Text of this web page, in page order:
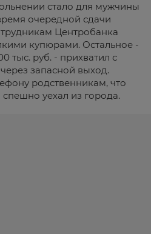
стало для мужчины
очередной сдачи
Центробанка
купюрами. Остальное -
тыс. руб. - прихватил с
запасной выход.
родственникам, что
уехал из города.